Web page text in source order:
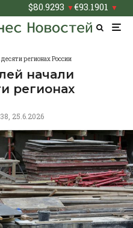
$80.9293 ▼€93.1901 ▼
регионах России
начали
регионах
25.6.2026